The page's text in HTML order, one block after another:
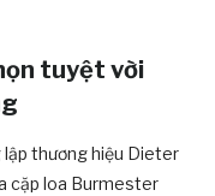
tuyệt vời
lập thương hiệu Dieter
cặp loa Burmester